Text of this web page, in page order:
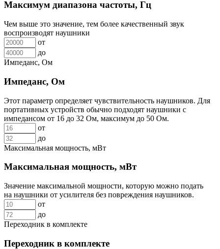
Максимум диапазона частоты, Гц
Чем выше это значение, тем более качественный звук
воспроизводят наушники
от
до
Импеданс, Ом
Импеданс, Ом
Этот параметр определяет чувствительность наушников. Для
портативных устройств обычно подходят наушники с
импедансом от 16 до 32 Ом, максимум до 50 Ом.
от
до
Максимальная мощность, мВт
Максимальная мощность, мВт
Значение максимальной мощности, которую можно подать
на наушники от усилителя без повреждения наушников.
от
до
Переходник в комплекте
Переходник в комплекте